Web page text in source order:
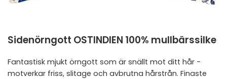
Sidenörngott OSTINDIEN 100% mullbärssilke
Fantastisk mjukt örngott som är snällt mot ditt hår -
motverkar friss, slitage och avbrutna hårstrån. Finaste